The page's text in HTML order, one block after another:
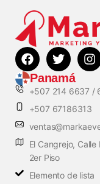
Panamá
+507 214 6637 /
+507 67186313
El Cangrejo,
2er Piso
Elemento de lista